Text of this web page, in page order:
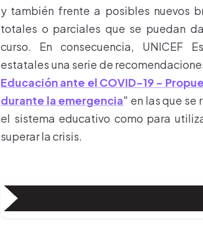
y también frente a posibles nuevos
totales o parciales que se puedan
curso. En consecuencia, UNICEF
estatales una serie de
Educación ante el COVID-19 -
durante la emergencia" en las que
el sistema educativo como para
superar la crisis.